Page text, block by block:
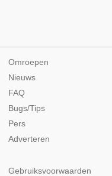
Omroepen
Nieuws
FAQ
Bugs/Tips
Pers
Adverteren
Gebruiksvoorwaarden